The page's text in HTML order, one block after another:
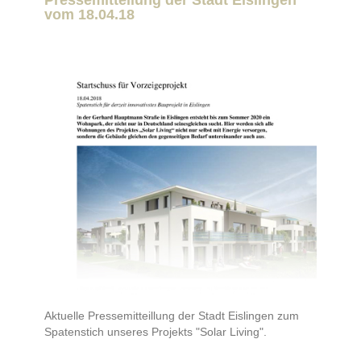
vom 18.04.18
Aktuelle Pressemitteillung der Stadt Eislingen zum
Spatenstich unseres Projekts "Solar Living".